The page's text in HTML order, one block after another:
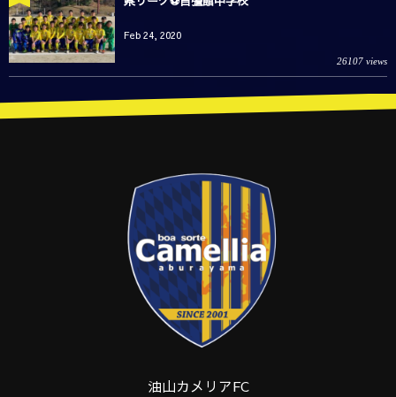
Feb 24, 2020
26107 views
油山カメリアFC